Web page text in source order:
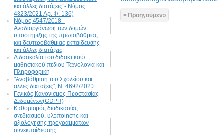
και άλλες διατάξεις”- Νόμος
4823/2021 Αρ. Φ. 136)
Νόμος 4547/2018 -
Αναδιοργάνωση των δομών
υποστήριξης της πρωτοβάθμιας
και δευτεροβάθμιας εκπαίδευσης
και άλλες διατάξεις
Διδασκαλία του διδακτικού/
μαθησιακού πεδίου Τεχνολογία και
Πληροφορική
"Αναβάθμιση του Σχολείου και
άλλες διατάξεις", N. 4692/2020
Γενικός Κανονισμός Προστασίας
Δεδομένων(GDPR)
Καθορισμός διαδικασίας
σχεδιασμού, υλοποίησης και
αξιολόγησης προγραμμάτων
συνεκπαίδευσης
< Προηγούμενο